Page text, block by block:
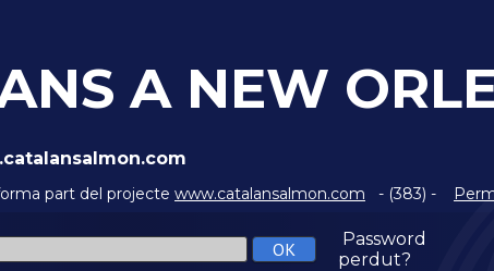
A NEW
part del projecte www.catalansalmon.com - (383) -
Password
perdut?